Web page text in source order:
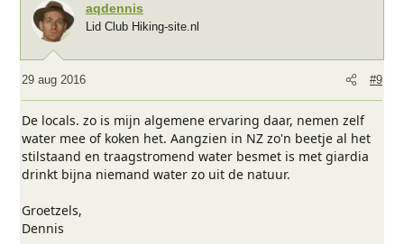
aqdennis
Lid Club Hiking-site.nl
29 aug 2016 #9
De locals. zo is mijn algemene ervaring daar, nemen zelf
water mee of koken het. Aangzien in NZ zo'n beetje al het
stilstaand en traagstromend water besmet is met giardia
drinkt bijna niemand water zo uit de natuur.
Groetzels,
Dennis